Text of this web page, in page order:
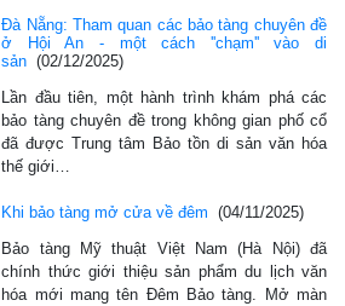
Đà Nẵng: Tham quan các bảo tàng chuyên đề
ở Hội An - một cách ''chạm'' vào di
sản (02/12/2025)
Lần đầu tiên, một hành trình khám phá các
bảo tàng chuyên đề trong không gian phố cổ
đã được Trung tâm Bảo tồn di sản văn hóa
thế giới…
Khi bảo tàng mở cửa về đêm
(04/11/2025)
Bảo tàng Mỹ thuật Việt Nam (Hà Nội) đã
chính thức giới thiệu sản phẩm du lịch văn
hóa mới mang tên Đêm Bảo tàng. Mở màn